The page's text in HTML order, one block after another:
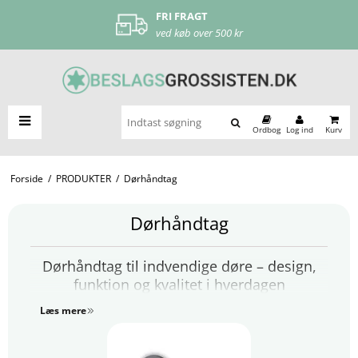
FRI FRAGT
ved køb over 500 kr
Ordbog Log ind Kurv
Forside / PRODUKTER / Dørhåndtag
Dørhåndtag
Dørhåndtag til indvendige døre – design,
funktion og kvalitet i hverdagen
Dørhåndtag er en af hjemmets mest brugte detaljer,
Læs mere